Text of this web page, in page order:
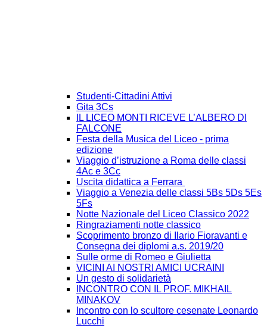
Studenti-Cittadini Attivi
Gita 3Cs
IL LICEO MONTI RICEVE L’ALBERO DI
FALCONE
Festa della Musica del Liceo - prima
edizione
Viaggio d’istruzione a Roma delle classi
4Ac e 3Cc
Uscita didattica a Ferrara
Viaggio a Venezia delle classi 5Bs 5Ds 5Es
5Fs
Notte Nazionale del Liceo Classico 2022
Ringraziamenti notte classico
Scoprimento bronzo di Ilario Fioravanti e
Consegna dei diplomi a.s. 2019/20
Sulle orme di Romeo e Giulietta
VICINI AI NOSTRI AMICI UCRAINI
Un gesto di solidarietà
INCONTRO CON IL PROF. MIKHAIL
MINAKOV
Incontro con lo scultore cesenate Leonardo
Lucchi